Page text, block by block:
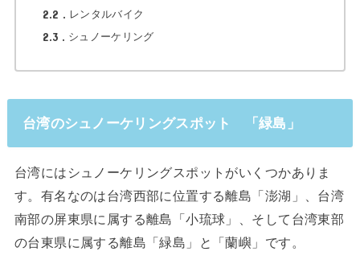
2.2 レンタルバイク
2.3 シュノーケリング
台湾のシュノーケリングスポット 「緑島」
台湾にはシュノーケリングスポットがいくつかありま
す。有名なのは台湾西部に位置する離島「澎湖」、台湾
南部の屏東県に属する離島「小琉球」、そして台湾東部
の台東県に属する離島「緑島」と「蘭嶼」です。